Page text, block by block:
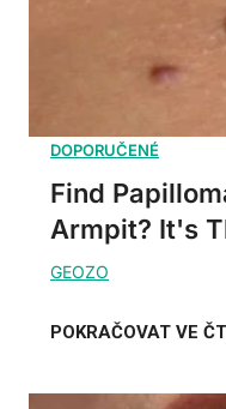
Find
Armpit? It's